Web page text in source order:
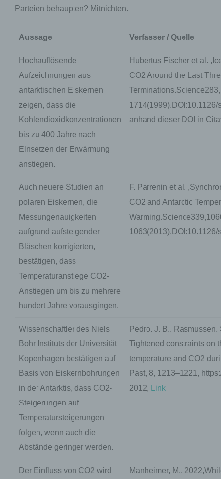
Parteien behaupten? Mitnichten.
Aussage Verfasser / Quelle
Hochauflösende
Aufzeichnungen aus
antarktischen Eiskernen
zeigen, dass die
Kohlendioxidkonzentrationen
bis zu 400 Jahre nach
Einsetzen der Erwärmung
anstiegen.
Hubertus Fischer et al.
CO2 Around the Last
anhand dieser DOI in
Auch neuere Studien an
polaren Eiskernen, die
Messungenauigkeiten
aufgrund aufsteigender
Bläschen korrigierten,
bestätigen, dass
Temperaturanstiege CO2-
Anstiegen um bis zu mehrere
hundert Jahre vorausgingen.
F. Parrenin et al.
CO2 and Antarctic
Wissenschaftler des Niels
Bohr Instituts der Universität
Kopenhagen bestätigen auf
Basis von Eiskernbohrungen
in der Antarktis, dass CO2-
Steigerungen auf
Temperatursteigerungen
folgen, wenn auch die
Abstände geringer werden.
Pedro, J. B., Rasmussen,
Tightened constraints on
temperature and CO2
Past, 8, 1213–1221,
2012,
Link
Der Einfluss von CO2 wird
Manheimer, M.,